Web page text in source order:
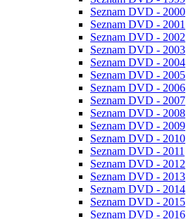
Seznam DVD - 2000
Seznam DVD - 2001
Seznam DVD - 2002
Seznam DVD - 2003
Seznam DVD - 2004
Seznam DVD - 2005
Seznam DVD - 2006
Seznam DVD - 2007
Seznam DVD - 2008
Seznam DVD - 2009
Seznam DVD - 2010
Seznam DVD - 2011
Seznam DVD - 2012
Seznam DVD - 2013
Seznam DVD - 2014
Seznam DVD - 2015
Seznam DVD - 2016